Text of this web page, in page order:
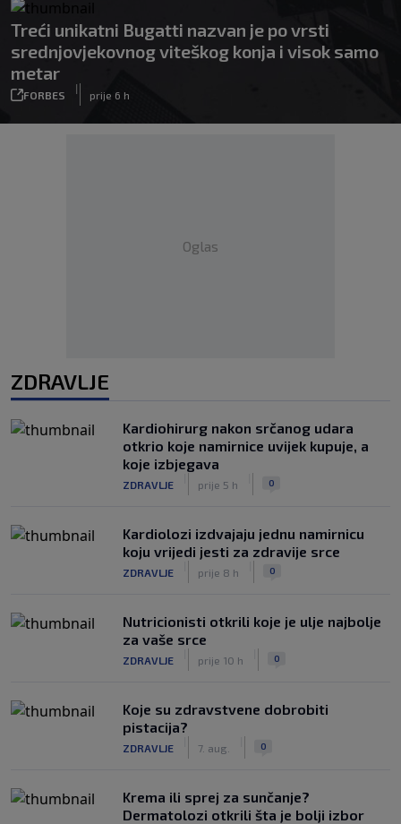
Treći unikatni Bugatti nazvan je po vrsti
srednjovjekovnog viteškog konja i visok samo
metar
FORBES
|
prije 6 h
Oglas
ZDRAVLJE
Kardiohirurg nakon srčanog udara
otkrio koje namirnice uvijek kupuje, a
koje izbjegava
ZDRAVLJE prije 5 h 0
Kardiolozi izdvajaju jednu namirnicu
koju vrijedi jesti za zdravije srce
ZDRAVLJE prije 8 h 0
Nutricionisti otkrili koje je ulje najbolje
za vaše srce
ZDRAVLJE prije 10 h 0
Koje su zdravstvene dobrobiti
pistacija?
ZDRAVLJE 7. aug. 0
Krema ili sprej za sunčanje?
Dermatolozi otkrili šta je bolji izbor